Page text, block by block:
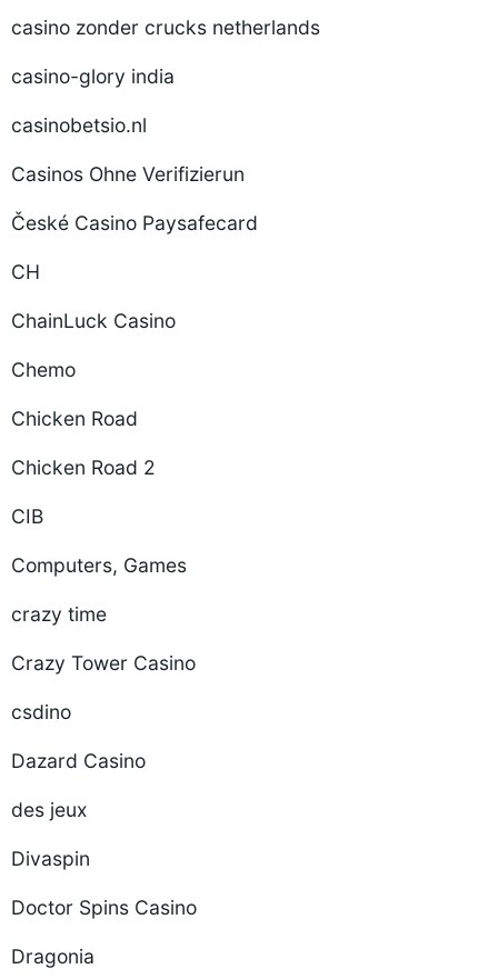
casino zonder crucks netherlands
casino-glory india
casinobetsio.nl
Casinos Ohne Verifizierun
České Casino Paysafecard
CH
ChainLuck Casino
Chemo
Chicken Road
Chicken Road 2
CIB
Computers, Games
crazy time
Crazy Tower Сasino
csdino
Dazard Casino
des jeux
Divaspin
Doctor Spins Casino
Dragonia